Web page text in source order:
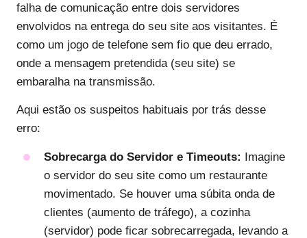
falha de comunicação entre dois servidores
envolvidos na entrega do seu site aos visitantes. É
como um jogo de telefone sem fio que deu errado,
onde a mensagem pretendida (seu site) se
embaralha na transmissão.
Aqui estão os suspeitos habituais por trás desse
erro:
Sobrecarga do Servidor e Timeouts: Imagine
o servidor do seu site como um restaurante
movimentado. Se houver uma súbita onda de
clientes (aumento de tráfego), a cozinha
(servidor) pode ficar sobrecarregada, levando a